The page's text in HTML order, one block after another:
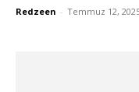
Redzeen - Temmuz 12,